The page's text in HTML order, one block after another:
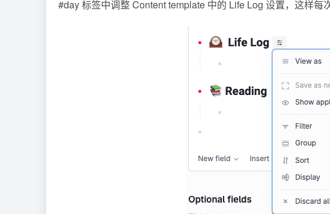
#day 标签中调整 Content template 中的 Life Log 设置，这样每